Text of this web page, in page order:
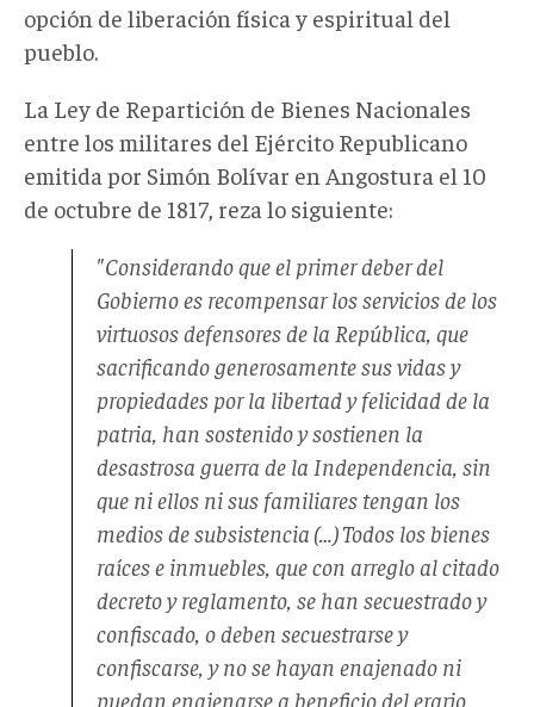
opción de liberación física y espiritual del
pueblo.
La Ley de Repartición de Bienes Nacionales
entre los militares del Ejército Republicano
emitida por Simón Bolívar en Angostura el 10
de octubre de 1817, reza lo siguiente:
"Considerando que el primer deber del
Gobierno es recompensar los servicios de los
virtuosos defensores de la República, que
sacrificando generosamente sus vidas y
propiedades por la libertad y felicidad de la
patria, han sostenido y sostienen la
desastrosa guerra de la Independencia, sin
que ni ellos ni sus familiares tengan los
medios de subsistencia (…) Todos los bienes
raíces e inmuebles, que con arreglo al citado
decreto y reglamento, se han secuestrado y
confiscado, o deben secuestrarse y
confiscarse, y no se hayan enajenado ni
puedan enajenarse a beneficio del erario